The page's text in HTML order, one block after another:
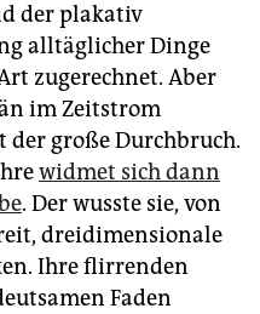
der plakativ
alltäglicher Dinge
zugerechnet. Aber
im Zeitstrom
große Durchbruch.
widmet sich dann
. Der wusste sie, von
dreidimensionale
Ihre flirrenden
Faden